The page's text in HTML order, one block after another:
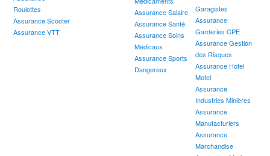
Garagistes
Assurance
Garderies CPE
Assurance Gestion
des Risques
Assurance Hotel
Motel
Assurance
Industries Minières
Assurance
Manufacturiers
Assurance
Marchandise
Roulottes
Assurance Scooter
Assurance VTT
Assurance Salaire
Assurance Santé
Assurance Soins
Médicaux
Assurance Sports
Dangereux